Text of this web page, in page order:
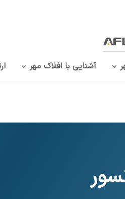
آشنایی با افلاک مهر